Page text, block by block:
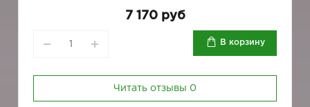
7 170 руб
В корзину
Читать отзывы 0